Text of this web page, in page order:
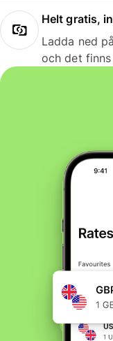
Helt gratis,
Ladda ned
och det finns